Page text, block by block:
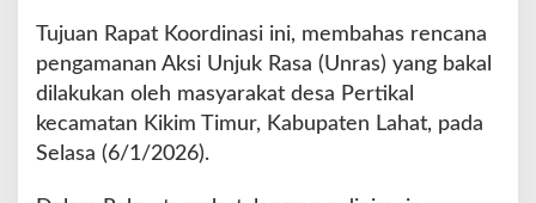
s
P
i
m
i
Tujuan Rapat Koordinasi ini, membahas rencana
pengamanan Aksi Unjuk Rasa (Unras) yang bakal
dilakukan oleh masyarakat desa Pertikal
kecamatan Kikim Timur, Kabupaten Lahat, pada
Selasa (6/1/2026).